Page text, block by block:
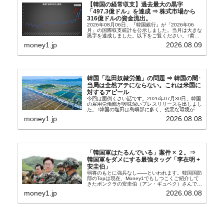
【韓国の経常収支】過去最大の黒字
「497.3億ドル」を達成 ⇒ 株式市場から
316億ドルの資金流出。
2026年08月06日、『韓国銀行』が「2026年06
月」の国際収支統計を公示しました。当月は大きな
黒字を達成しました。以下をご覧ください。↑黄色
の経常収支です。2026年06月貿易収支：4...
money1.jp 2026.08.09
韓国「塩田奴隷労働」の問題 ⇒ 韓国の闇･
当局は全然アテにならない。これは米国に
対するアピール
今回は面倒くさい話です。2026年07月30日、韓国
の雇用労働部が興味深いプレスリリースを出しまし
た。↑韓国の塩田は島嶼部に多く、劣悪な環境が一
たといわれます（後述）。これは、いわゆる「塩田
money1.jp 2026.08.08
「韓国軍はたるんでいる」案件 × ２。⇒
韓国軍をダメにする最強タッグ「李在明 +
安圭伯」
弱将のもとに強兵なし――といわれます。韓国国防
部のTopは現在、Money1でもしつこくご紹介して
きたボンクラの安圭伯（アン・ギュベク）さんで
さんと「韓国初の文官上がり」の国防部長官安圭伯
money1.jp 2026.08.08